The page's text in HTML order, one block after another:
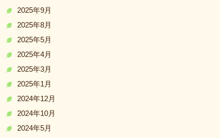
2025年9月
2025年8月
2025年5月
2025年4月
2025年3月
2025年1月
2024年12月
2024年10月
2024年5月